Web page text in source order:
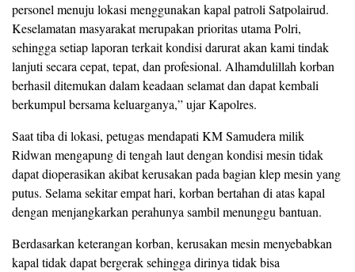
personel menuju lokasi menggunakan kapal patroli Satpolairud.
Keselamatan masyarakat merupakan prioritas utama Polri,
sehingga setiap laporan terkait kondisi darurat akan kami tindak
lanjuti secara cepat, tepat, dan profesional. Alhamdulillah korban
berhasil ditemukan dalam keadaan selamat dan dapat kembali
berkumpul bersama keluarganya,” ujar Kapolres.
Saat tiba di lokasi, petugas mendapati KM Samudera milik
Ridwan mengapung di tengah laut dengan kondisi mesin tidak
dapat dioperasikan akibat kerusakan pada bagian klep mesin yang
putus. Selama sekitar empat hari, korban bertahan di atas kapal
dengan menjangkarkan perahunya sambil menunggu bantuan.
Berdasarkan keterangan korban, kerusakan mesin menyebabkan
kapal tidak dapat bergerak sehingga dirinya tidak bisa